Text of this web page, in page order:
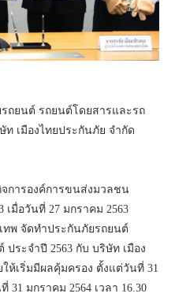
ถยนต์ รถยนต์โดยสารและรถ
ท เมืองไทยประกันภัย จำกัด
การองค์การขนส่งมวลชน
เมื่อวันที่ 27 มกราคม 2563
ทพ จัดทำประกันภัยรถยนต์
ระจำปี 2563 กับ บริษัท เมือง
ห้เริ่มมีผลคุ้มครอง ตั้งแต่วันที่ 31
31 มกราคม 2564 เวลา 16.30